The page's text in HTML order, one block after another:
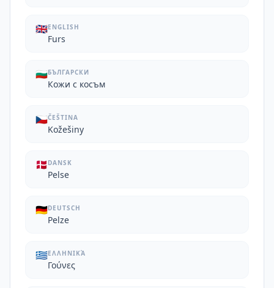
🇬🇧ENGLISH
Furs
🇧🇬БЪЛГАРСКИ
Кожи с косъм
🇨🇿ČEŠTINA
Kožešiny
🇩🇰 DANSK
Pelse
🇩🇪DEUTSCH
Pelze
🇬🇷ΕΛΛΗΝΙΚΆ
Γούνες